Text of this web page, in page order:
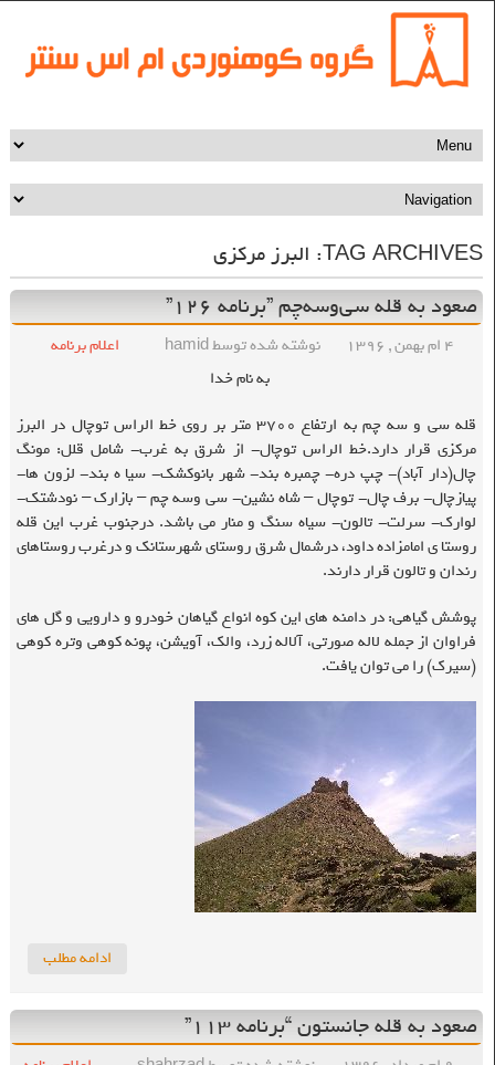
TAG ARCHIVES: البرز مرکزی
صعود به قله سی‌و‌سه‌چم ”برنامه ۱۲۶”
۴ ام بهمن , ۱۳۹۶ نوشته شده توسط hamid
اعلام برنامه
به نام خدا
قله سی و سه چم به ارتفاع ۳۷۰۰ متر بر روی خط الراس توچال در البرز
مرکزی قرار دارد.خط الراس توچال- از شرق به غرب- شامل قلل: مونگ
چال(دار آباد)- چپ دره- چمبره بند- شهر بانوکشک- سیا ه بند- لزون ها-
پیازچال- برف چال- توچال – شاه نشین- سی وسه چم – بازارک – نودشتک-
لوارک- سرلت- تالون- سیاه سنگ و منار می باشد. درجنوب غرب این قله
روستا ی امامزاده داود، درشمال شرق روستای شهرستانک و درغرب روستاهای
رندان و تالون قرار دارند.
پوشش گیاهی: در دامنه های این کوه انواع گیاهان خودرو و دارویی و گل های
فراوان از جمله لاله صورتی، آلاله زرد، والک، آویشن، پونه کوهی وتره کوهی
(سیرک) را می توان یافت.
ادامه مطلب
صعود به قله جانستون “برنامه ۱۱۳”